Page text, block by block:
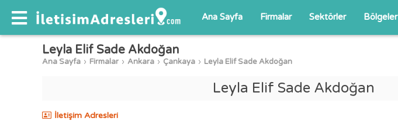
Ana Sayfa Firmalar Sektörler Bölgeler
Leyla Elif Sade Akdoğan
Ana Sayfa Firmalar Ankara Çankaya Leyla Elif Sade Akdoğan
Leyla Elif Sade Akdoğan
İletişim Adresleri